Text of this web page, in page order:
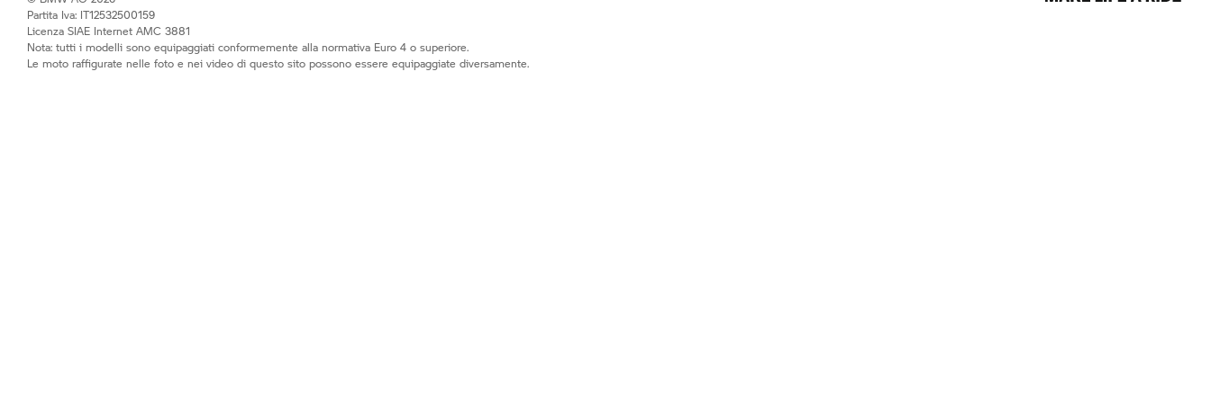
Partita Iva: IT12532500159
Licenza SIAE Internet AMC 3881
Nota: tutti i modelli sono equipaggiati conformemente alla normativa Euro 4 o superiore.
Le moto raffigurate nelle foto e nei video di questo sito possono essere equipaggiate diversamente.